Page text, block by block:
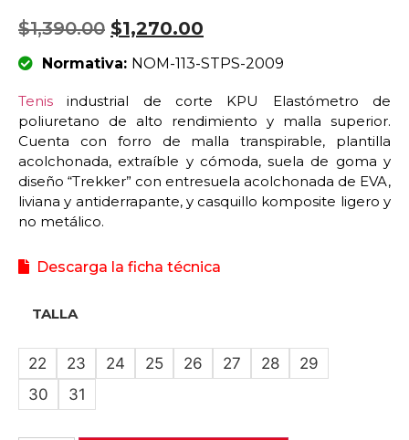
$1,390.00 $1,270.00
Normativa: NOM-113-STPS-2009
Tenis industrial de corte KPU Elastómetro de
poliuretano de alto rendimiento y malla superior.
Cuenta con forro de malla transpirable, plantilla
acolchonada, extraíble y cómoda, suela de goma y
diseño “Trekker” con entresuela acolchonada de EVA,
liviana y antiderrapante, y casquillo komposite ligero y
no metálico.
Descarga la ficha técnica
TALLA
22 23 24 25 26 27 28
29
30
31